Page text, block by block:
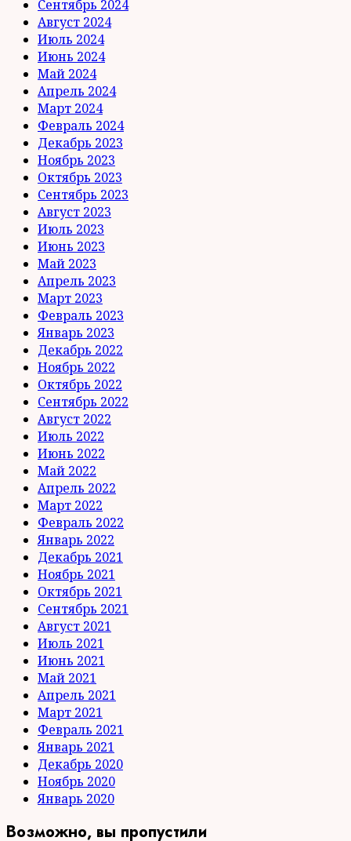
Сентябрь 2024
Август 2024
Июль 2024
Июнь 2024
Май 2024
Апрель 2024
Март 2024
Февраль 2024
Декабрь 2023
Ноябрь 2023
Октябрь 2023
Сентябрь 2023
Август 2023
Июль 2023
Июнь 2023
Май 2023
Апрель 2023
Март 2023
Февраль 2023
Январь 2023
Декабрь 2022
Ноябрь 2022
Октябрь 2022
Сентябрь 2022
Август 2022
Июль 2022
Июнь 2022
Май 2022
Апрель 2022
Март 2022
Февраль 2022
Январь 2022
Декабрь 2021
Ноябрь 2021
Октябрь 2021
Сентябрь 2021
Август 2021
Июль 2021
Июнь 2021
Май 2021
Апрель 2021
Март 2021
Февраль 2021
Январь 2021
Декабрь 2020
Ноябрь 2020
Январь 2020
Возможно, вы пропустили